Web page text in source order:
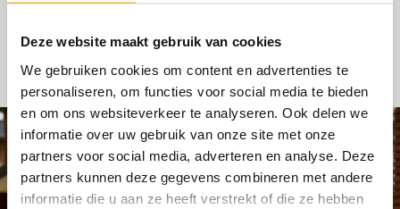
Deze website maakt gebruik van cookies
We gebruiken cookies om content en advertenties te
personaliseren, om functies voor social media te bieden
en om ons websiteverkeer te analyseren. Ook delen we
informatie over uw gebruik van onze site met onze
partners voor social media, adverteren en analyse. Deze
partners kunnen deze gegevens combineren met andere
informatie die u aan ze heeft verstrekt of die ze hebben